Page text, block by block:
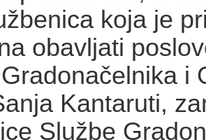
koja je
obavljati
i
Kantaruti,
Službe